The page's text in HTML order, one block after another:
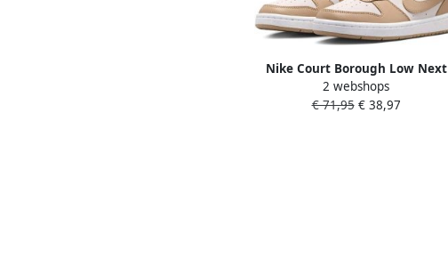
Nike Court Borough Low Next
Bloom (GS) Sneakers Junior
2 webshops
€ 71,95€ 38,97